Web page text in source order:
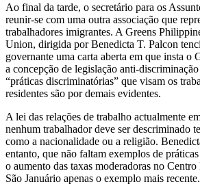
Ao final da tarde, o secretário para os
reunir-se com uma outra associação que
trabalhadores imigrantes. A Greens
Union, dirigida por Benedicta T. Palcon
governante uma carta aberta em que insta o
a concepção de legislação anti-
“práticas discriminatórias” que visam os
residentes são por demais evidentes.
A lei das relações de trabalho actualmente
nenhum trabalhador deve ser descriminado
como a nacionalidade ou a religião.
entanto, que não faltam exemplos de
o aumento das taxas moderadoras no
São Januário apenas o exemplo mais recente.